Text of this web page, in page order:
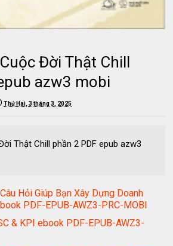
Đời Thật Chill
azw3 mobi
Thứ Hai, 3 tháng 3, 2025
Thật Chill phần 2 PDF epub azw3
Hỏi Giúp Bạn Xây Dựng Doanh
PDF-EPUB-AWZ3-PRC-MOBI
& KPI ebook PDF-EPUB-AWZ3-